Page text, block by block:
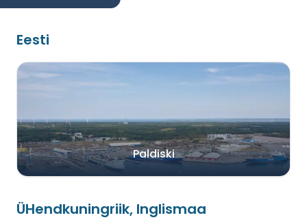
Eesti
Paldiski
ÜHendkuningriik, Inglismaa